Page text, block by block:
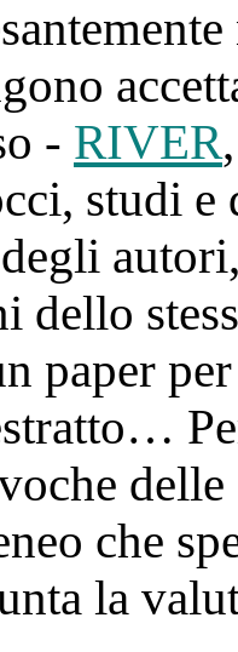
- RIVER
studi
dello
paper
che
la